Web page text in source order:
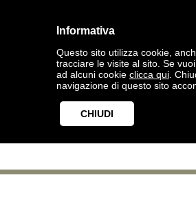
Informativa
Questo sito utilizza cookie,
tracciare le visite al sito. Se
ad alcuni cookie clicca qui .
navigazione di questo sito
CHIUDI